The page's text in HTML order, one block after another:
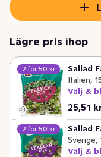
Lägre pris ihop
2 för 50 kr
Sallad
Italien,
Välj &
25,51
2 för 50 kr
Sallad
Sverige,
Välj &